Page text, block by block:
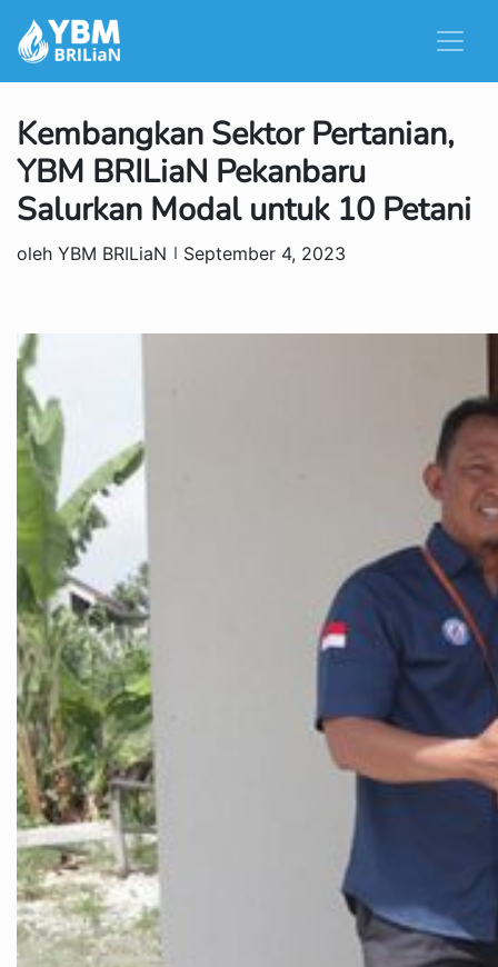
Kembangkan Sektor Pertanian,
YBM BRILiaN Pekanbaru
Salurkan Modal untuk 10 Petani
oleh YBM BRILiaN September 4, 2023